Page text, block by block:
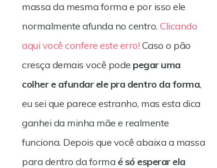
massa da mesma forma e por isso ele
normalmente afunda no centro. Clicando
aqui você confere este erro! Caso o pão
cresça demais você pode pegar uma
colher e afundar ele pra dentro da forma,
eu sei que parece estranho, mas esta dica
ganhei da minha mãe e realmente
funciona. Depois que você abaixa a massa
para dentro da forma é só esperar ela